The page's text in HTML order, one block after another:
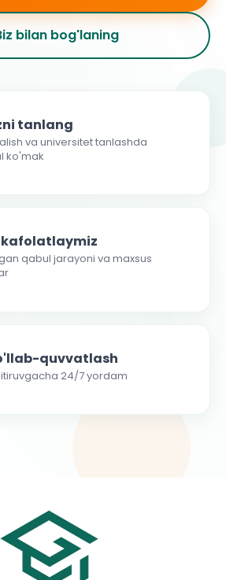
bilan bog'laning
tanlang
va universitet tanlashda
ko'mak
kafolatlaymiz
qabul jarayoni va maxsus
quvvatlash
24/7 yordam